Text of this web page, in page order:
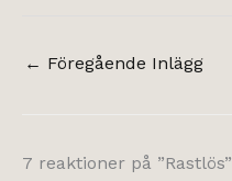
← Föregående Inlägg
7 reaktioner på ”Rastlös”